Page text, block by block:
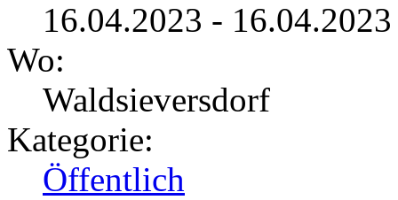
16.04.2023 -
Wo:
Waldsieversdorf
Kategorie:
Öffentlich